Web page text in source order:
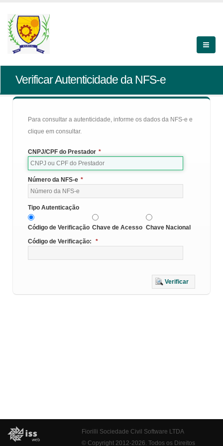
Verificar Autenticidade da NFS-e
Para consultar a autenticidade, informe os dados da NFS-e e
clique em consultar.
CNPJ/CPF do Prestador *
Número da NFS-e *
Tipo Autenticação
Código de Verificação Chave de Acesso Chave Nacional
Código de Verificação:
*
Verificar
Fiorilli Sociedade Civil Software LTDA
© Copyright 2012-2026. Todos os Direitos